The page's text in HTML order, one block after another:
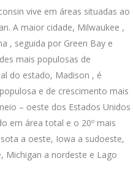
vive em áreas situadas ao
A maior cidade, Milwaukee ,
, seguida por Green Bay e
mais populosas de
do estado, Madison , é
e de crescimento mais
– oeste dos Estados Unidos
em área total e o 20º mais
a oeste, Iowa a sudoeste,
Michigan a nordeste e Lago